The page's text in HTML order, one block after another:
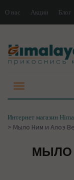
О нас Акции Блог
Интернет магазин
> Мыло Ним и Алоэ
МЫЛО